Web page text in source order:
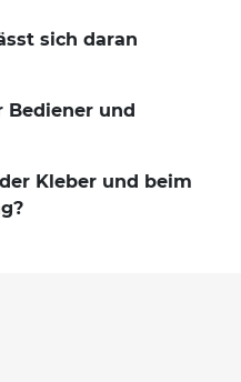
sich daran
Bediener und
Kleber und beim